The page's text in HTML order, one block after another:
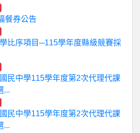
餐券公告
比序項目─115學年度縣級競賽採
民中學115學年度第2次代理代課
...
民中學115學年度第2次代理代課
...